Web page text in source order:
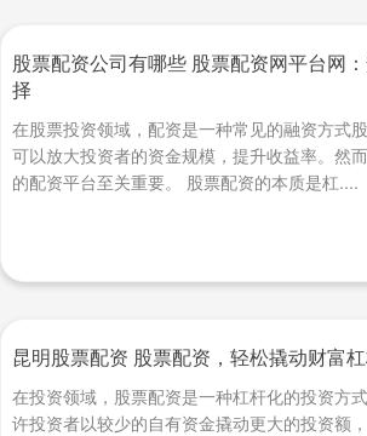
股票配资公司有哪些 股票配资网平台网
择
在股票投资领域，配资是一种常见的融资方式
可以放大投资者的资金规模，提升收益率。然
的配资平台至关重要。 股票配资的本质是杠....
昆明股票配资 股票配资，轻松撬动财富
在投资领域，股票配资是一种杠杆化的投资方
许投资者以较少的自有资金撬动更大的投资额